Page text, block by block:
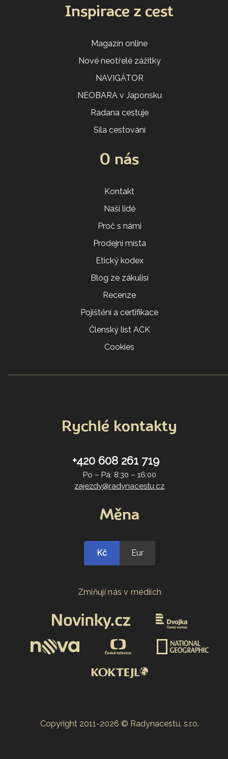
Inspirace z cest
Magazín online
Nové neotřelé zážitky
NAVIGÁTOR
NEOBARA v Japonsku
Radana cestuje
Síla cestování
O nás
Kontakt
Naši lidé
Proč s námi
Prodejní místa
Etický kodex
Blog ze zákulisí
Recenze
Pojištění a certifikace
Členský list ACK
Cookies
Rychlé kontakty
+420 608 261 719
Po – Pá: 8:30 – 16:00
zajezdy@radynacestu.cz
Měna
Kč Eur
Zmiňují nás v médiích
Copyright 2011-2026 © Radynacestu, s.r.o.